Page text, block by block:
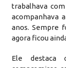
trabalhava
acompanhava
anos. Sempre
agora ficou
Ele destaca